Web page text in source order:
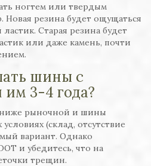
ногтем или твердым
Новая резина будет ощущаться
Старая резина будет
или даже камень, почти
шины с
им 3-4 года?
ниже рыночной и шины
(склад, отсутствие
вариант. Однако
и убедитесь, что на
трещин.